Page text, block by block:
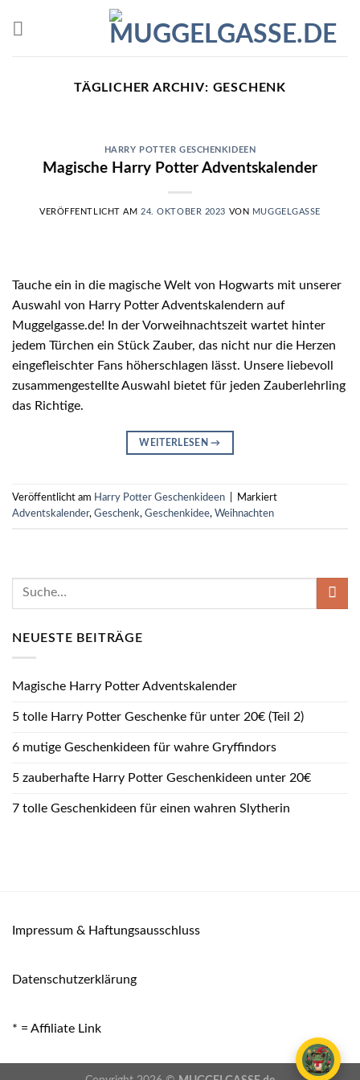
TÄGLICHER ARCHIV: GESCHENK
HARRY POTTER GESCHENKIDEEN
Magische Harry Potter Adventskalender
VERÖFFENTLICHT AM 24. OKTOBER 2023 VON MUGGELGASSE
Tauche ein in die magische Welt von Hogwarts mit unserer
Auswahl von Harry Potter Adventskalendern auf
Muggelgasse.de! In der Vorweihnachtszeit wartet hinter
jedem Türchen ein Stück Zauber, das nicht nur die Herzen
eingefleischter Fans höherschlagen lässt. Unsere liebevoll
zusammengestellte Auswahl bietet für jeden Zauberlehrling
das Richtige.
WEITERLESEN→
Veröffentlicht am Harry Potter Geschenkideen
Markiert
Adventskalender, Geschenk, Geschenkidee, Weihnachten
NEUESTE BEITRÄGE
Magische Harry Potter Adventskalender
5 tolle Harry Potter Geschenke für unter 20€ (Teil 2)
6 mutige Geschenkideen für wahre Gryffindors
5 zauberhafte Harry Potter Geschenkideen unter 20€
7 tolle Geschenkideen für einen wahren Slytherin
Impressum & Haftungsausschluss
Datenschutzerklärung
* = Affiliate Link